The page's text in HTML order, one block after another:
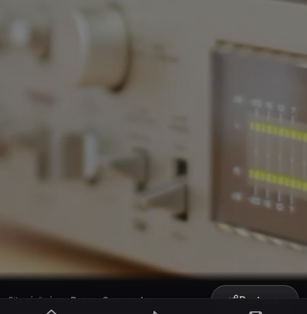
Site réalisé parRepereCom·adm Partager